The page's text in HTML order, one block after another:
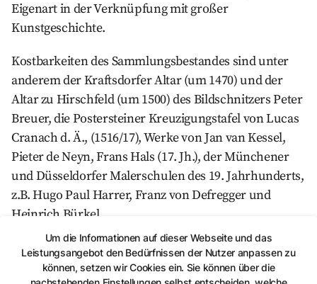
Um die Informationen auf dieser Webseite und das
Leistungsangebot den Bedürfnissen der Nutzer anpassen zu
können, setzen wir Cookies ein. Sie können über die
Eigenart in der Verknüpfung mit großer
Kunstgeschichte.
Kostbarkeiten des Sammlungsbestandes sind unter
anderem der Kraftsdorfer Altar (um 1470) und der
Altar zu Hirschfeld (um 1500) des Bildschnitzers Peter
Breuer, die Postersteiner Kreuzigungstafel von Lucas
Cranach d. Ä., (1516/17), Werke von Jan van Kessel,
Pieter de Neyn, Frans Hals (17. Jh.), der Münchener
und Düsseldorfer Malerschulen des 19. Jahrhunderts,
z.B. Hugo Paul Harrer, Franz von Defregger und
Heinrich Bürkel.
Als Sachwalter der künstlerischen Traditionen
Ostthüringens bewahrt die Kunstsammlung Gera